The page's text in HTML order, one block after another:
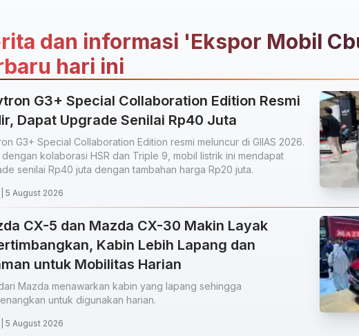
dan informasi 'Ekspor Mobil
hari ini
G3+ Special Collaboration Edition Resmi
Dapat Upgrade Senilai Rp40 Juta
G3+ Special Collaboration Edition resmi meluncur di GIIAS 2026.
kolaborasi HSR dan Triple 9, mobil listrik ini mendapat
senilai Rp40 juta dengan tambahan harga Rp20 juta.
| 5 August 2026
CX-5 dan Mazda CX-30 Makin Layak
Kabin Lebih Lapang dan
untuk Mobilitas Harian
Mazda menawarkan kabin yang lapang sehingga
untuk digunakan harian.
| 5 August 2026